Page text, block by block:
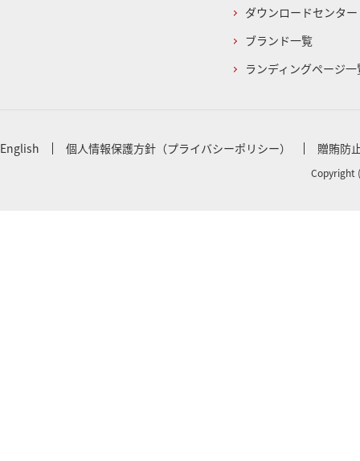
ダウンロードセンター
ブランド一覧
ランディングページ一
English 個人情報保護方針（プライバシーポリシー） 贈賄防
Copyright